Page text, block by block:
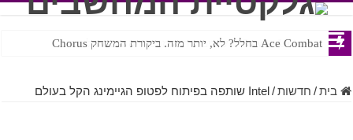
Ace Combat בחלל? לא, יותר מזה. ביקורת המשחק Chorus
Steven Universe והשירים שתורגמו בצורה נוראית לעברית
בית / חדשות / Intel שותפה בפיתוח לפטופ הגיימינג הקל בעולם